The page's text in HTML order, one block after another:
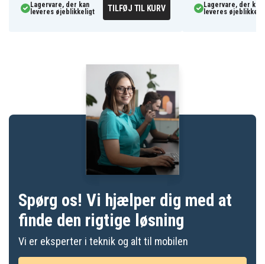
Lagervare, der kan
leveres øjeblikkeligt
TILFØJ TIL KURV
Lagervare, der kan
leveres
Spørg os! Vi hjælper dig med at
finde den rigtige løsning
Vi er eksperter i teknik og alt til mobilen